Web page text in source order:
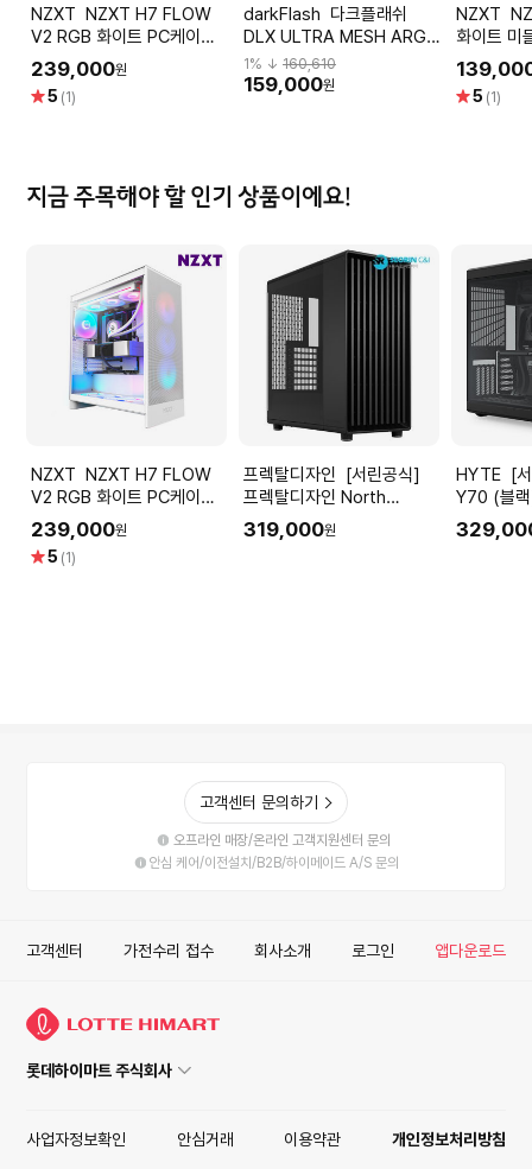
NZXT NZXT H7 FLOW
V2 RGB 화이트 PC케이스
미들타워케이스 최종
212,950 WON
239,000원
별5 (1)
darkFlash 다크플래쉬
DLX ULTRA MESH ARGB
빅타워 PC 케이스 (화이트)
1 % ↓160,610
159,000원
NZXT NZXT H6 FLOW
화이트 미
케이스
별5 (1)
지금 주목해야 할 인기 상품이에요!
NZXT NZXT H7 FLOW
V2 RGB 화이트 PC케이스
미들타워케이스 최종
212,950 WON
239,000원
별5 (1)
프렉탈디자인 [서린공식]
프렉탈디자인 North
Momentum Edition 블랙
319,000원
HYTE [서린공식] HYTE
Y70 (블
고객센터 문의하기
오프라인 매장/온라인 고객지원센터 문의
안심 케어/이전설치/B2B/하이메이드 A/S 문의
고객센터 가전수리 접수 회사소개 로그인 앱다운로드
롯데하이마트 주식회사
사업자정보확인 안심거래 이용약관 개인정보처리방침